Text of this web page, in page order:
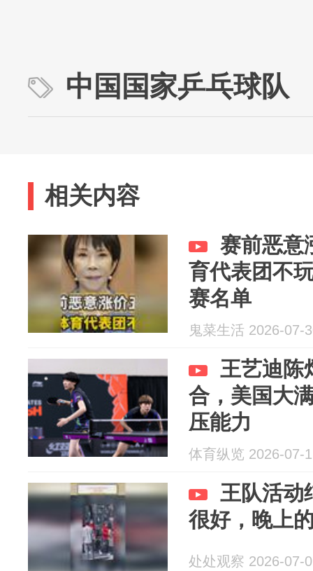
中国国家乒乓球队
相关内容
赛前恶意
育代表团不
赛名单
鬼菜生活 2026-07-
王艺迪陈
合，美国大
压能力
体育纵览 2026-07-
王队活动
很好，晚上
处处观察 2026-07-